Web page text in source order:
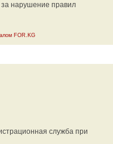
нарушение правил
FOR.KG
служба при